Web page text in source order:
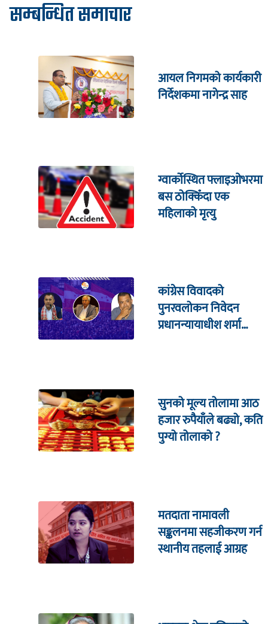
सम्बन्धित समाचार
आयल निगमको कार्यकारी
निर्देशकमा नागेन्द्र साह
ग्वार्कोस्थित फ्लाइओभरमा
बस ठोक्किँदा एक
महिलाको मृत्यु
कांग्रेस विवादको
पुनरवलोकन निवेदन
प्रधानन्यायाधीश शर्मा
सुनको मूल्य तोलामा आठ
हजार रुपैयाँले बढ्यो, कति
पुग्यो तोलाको ?
मतदाता नामावली
सङ्कलनमा सहजीकरण गर्न
स्थानीय तहलाई आग्रह